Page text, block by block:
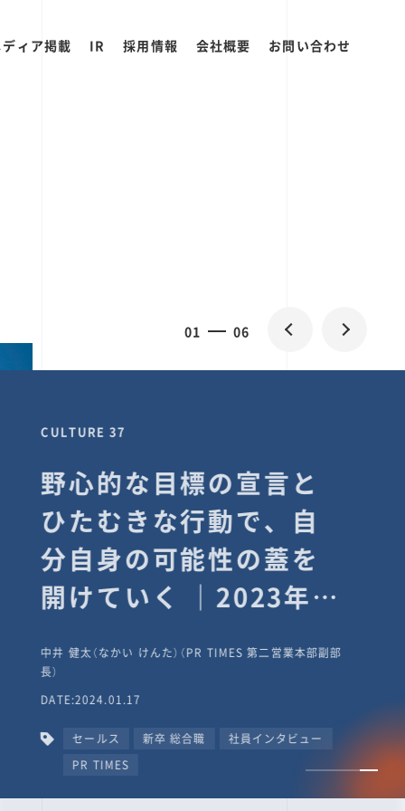
ィア掲載 IR 採用情報 会社概要 お問い合わせ
01 06
CULTURE 37
野心的な目標の宣言と
ひたむきな行動で、自
分自身の可能性の蓋を
開けていく ｜2023年度
タビュー #PR
TIMESな人たち
中井 健太（なかい けんた）（PR TIMES 第二営業本部副部
長）
DATE:2024.01.17
セールス 新卒 総合職
社員インタビュー
PR TIMES